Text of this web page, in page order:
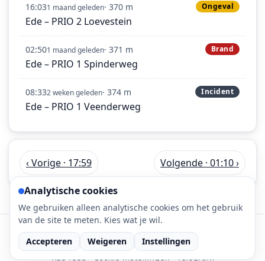
16:031 maand geleden· 370 m Ongeval
Ede – PRIO 2 Loevestein
02:501 maand geleden· 371 m Brand
Ede – PRIO 1 Spinderweg
08:332 weken geleden· 374 m Incident
Ede – PRIO 1 Veenderweg
‹ Vorige · 17:59 Volgende · 01:10 ›
112-meldingen.nl • 112 meldingen is onderdeel
van DaLec.
RSS feed·Cookie-instellingen·Telegram
Analytische cookies
We gebruiken alleen analytische cookies om het gebruik
van de site te meten. Kies wat je wil.
Accepteren
Weigeren Instellingen